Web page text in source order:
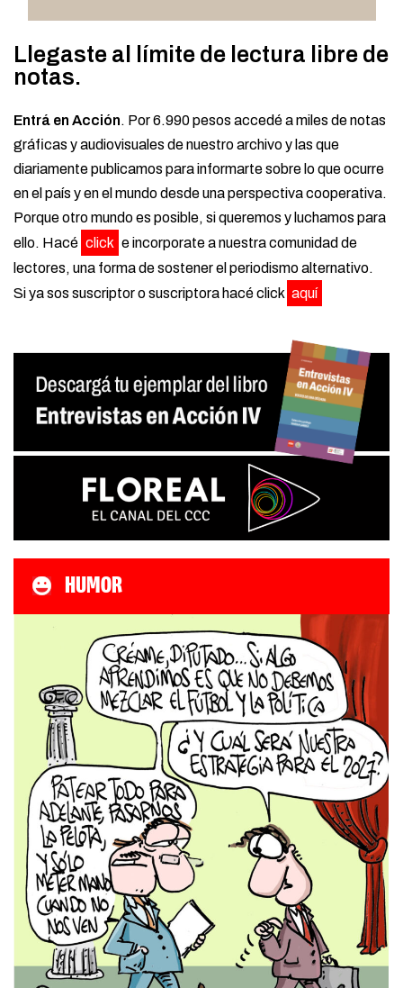
Llegaste al límite de lectura libre de
notas.
Entrá en Acción. Por 6.990 pesos accedé a miles de notas
gráficas y audiovisuales de nuestro archivo y las que
diariamente publicamos para informarte sobre lo que ocurre
en el país y en el mundo desde una perspectiva cooperativa.
Porque otro mundo es posible, si queremos y luchamos para
ello. Hacé click e incorporate a nuestra comunidad de
lectores, una forma de sostener el periodismo alternativo.
Si ya sos suscriptor o suscriptora hacé click aquí
HUMOR